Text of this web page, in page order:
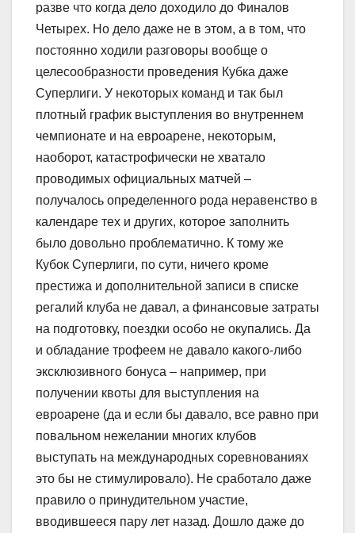
разве что когда дело доходило до Финалов
Четырех. Но дело даже не в этом, а в том, что
постоянно ходили разговоры вообще о
целесообразности проведения Кубка даже
Суперлиги. У некоторых команд и так был
плотный график выступления во внутреннем
чемпионате и на евроарене, некоторым,
наоборот, катастрофически не хватало
проводимых официальных матчей –
получалось определенного рода неравенство в
календаре тех и других, которое заполнить
было довольно проблематично. К тому же
Кубок Суперлиги, по сути, ничего кроме
престижа и дополнительной записи в списке
регалий клуба не давал, а финансовые затраты
на подготовку, поездки особо не окупались. Да
и обладание трофеем не давало какого-либо
эксклюзивного бонуса – например, при
получении квоты для выступления на
евроарене (да и если бы давало, все равно при
повальном нежелании многих клубов
выступать на международных соревнованиях
это бы не стимулировало). Не сработало даже
правило о принудительном участие,
вводившееся пару лет назад. Дошло даже до